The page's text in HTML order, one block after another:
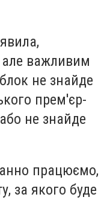
важливим
не знайде
прем'єр-
не знайде
працюємо,
за якого буде